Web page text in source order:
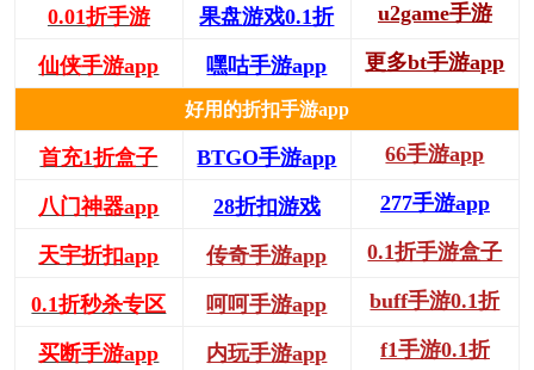
0.01折手游 果盘游戏0.1折 u2game手游
仙侠手游app 嘿咕手游app 更多bt手游app
好用的折扣手游app
首充1折盒子 BTGO手游app 66手游app
八门神器app 28折扣游戏 277手游app
天宇折扣app 传奇手游app 0.1折手游盒子
0.1折秒杀专区 呵呵手游app buff手游0.1折
买断手游app 内玩手游app f1手游0.1折